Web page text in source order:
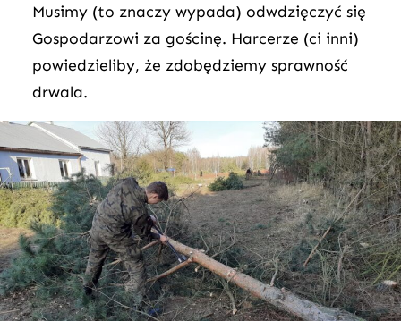
Musimy (to znaczy wypada) odwdzięczyć się
Gospodarzowi za gościnę. Harcerze (ci inni)
powiedzieliby, że zdobędziemy sprawność
drwala.